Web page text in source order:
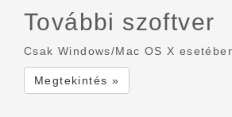
További szoftver
Csak Windows/Mac OS X
Megtekintés »